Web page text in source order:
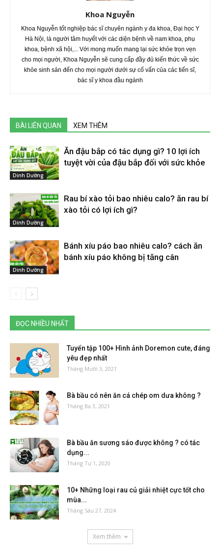
Khoa Nguyễn
Khoa Nguyễn tốt nghiệp bác sĩ chuyên ngành y đa khoa, Đại học Y
Hà Nội, là người tâm huyết với các diện bệnh về nam khoa, phụ
khoa, bệnh xã hội,... Với mong muốn mang lại sức khỏe trọn vẹn
cho mọi người, Khoa Nguyễn sẽ cung cấp đầy đủ kiến thức về sức
khỏe sinh sản đến cho mọi người dưới sự cố vấn của các tiến sĩ,
bác sĩ y khoa đầu ngành
BÀI LIÊN QUAN XEM THÊM
Dinh Dưỡng
Ăn đậu bắp có tác dụng gì? 10 lợi ích
tuyệt vời của đậu bắp đối với sức khỏe
Dinh Dưỡng
Rau bí xào tỏi bao nhiêu calo? ăn rau bí
xào tỏi có lợi ích gì?
Dinh Dưỡng
Bánh xíu páo bao nhiêu calo? cách ăn
bánh xíu páo không bị tăng cân
ĐỌC NHIỀU NHẤT
Tuyển tập 100+ Hình ảnh Doremon cute, đáng
yêu đẹp nhất
Tháng Mười 3, 2021
Bà bầu có nên ăn cá chép om dưa không ?
Tháng Ba 3, 2021
Bà bầu ăn sương sáo được không ? có tác
dụng...
Tháng Tư 1, 2020
10+ Những loại rau củ giải nhiệt cực tốt cho
mùa...
Tháng Sáu 27, 2024
Xem thêm